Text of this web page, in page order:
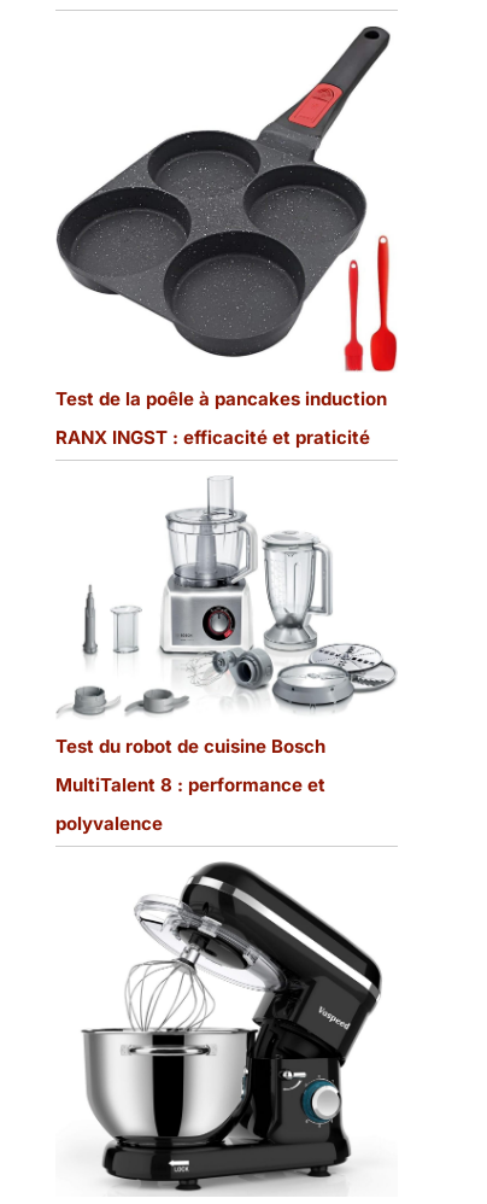
Test de la poêle à pancakes induction
RANX INGST : efficacité et praticité
Test du robot de cuisine Bosch
MultiTalent 8 : performance et
polyvalence